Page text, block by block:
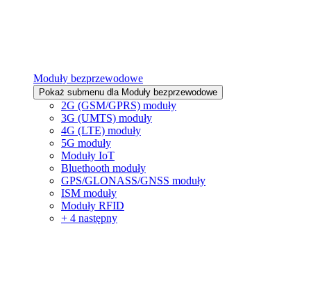
Moduły bezprzewodowe
Pokaż submenu dla Moduły bezprzewodowe
2G (GSM/GPRS) moduły
3G (UMTS) moduły
4G (LTE) moduły
5G moduły
Moduły IoT
Bluethooth moduły
GPS/GLONASS/GNSS moduły
ISM moduły
Moduły RFID
+ 4 następny